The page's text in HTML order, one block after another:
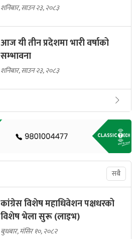
शनिबार, साउन २३, २०८३
आज यी तीन प्रदेशमा भारी वर्षाको
सम्भावना
शनिबार, साउन २३, २०८३
सबै
कांग्रेस विशेष महाधिवेशन पक्षधरको
विशेष भेला सुरू (लाइभ)
बुधबार, मंसिर १०, २०८२